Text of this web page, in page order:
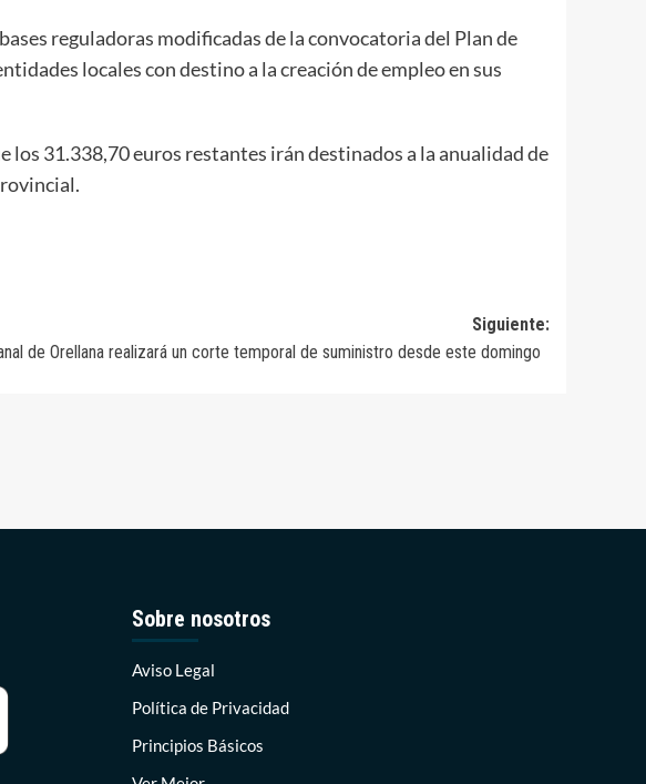
reguladoras modificadas de la convocatoria del Plan de
locales con destino a la creación de empleo en sus
los 31.338,70 euros restantes irán destinados a la anualidad de
Siguiente:
de Orellana realizará un corte temporal de suministro desde este domingo
Sobre nosotros
Aviso Legal
Política de Privacidad
Principios Básicos